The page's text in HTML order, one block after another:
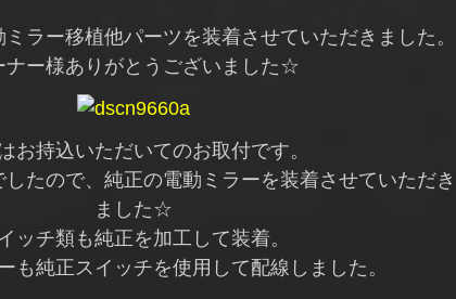
ラー移植他パーツを装着させていただきました。
ナー様ありがとうございました☆
お持込いただいてのお取付です。
たので、純正の電動ミラーを装着させていただき
ました☆
ッチ類も純正を加工して装着。
も純正スイッチを使用して配線しました。